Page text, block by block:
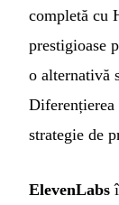
completă cu
prestigioase
o alternativă
Diferențierea
strategie de
ElevenLabs